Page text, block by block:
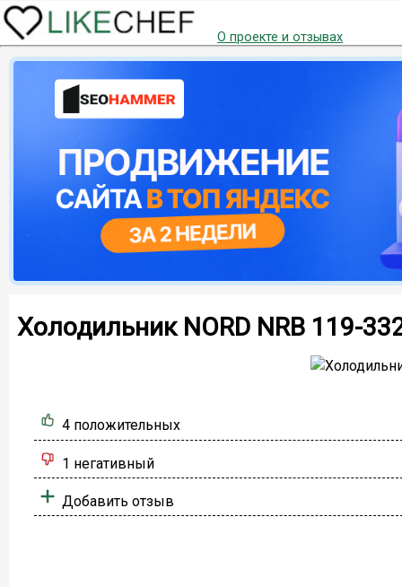
О проекте и отзывах
Холодильник NORD NRB 119-
4 положительных
1 негативный
Добавить отзыв